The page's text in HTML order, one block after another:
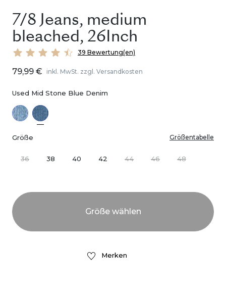
7/8 Jeans, medium
bleached, 26Inch
39 Bewertung(en)
79,99 € inkl. MwSt. zzgl. Versandkosten
Used Mid Stone Blue Denim
Größe Größentabelle
36 38 40 42 44 46 48
Merken